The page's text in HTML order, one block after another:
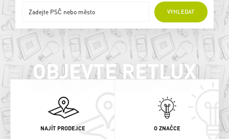
VYHLEDAT
ONLINE PRODEJCI
OBJEVTE RETLUX
NAJÍT PRODEJCE O ZNAČCE